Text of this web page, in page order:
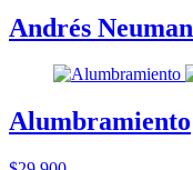
Andrés Neuman
Alumbramiento